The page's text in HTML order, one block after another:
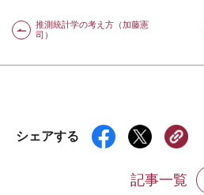
推測統計学の考え方（加藤憲
司）
シェアする
記事一覧